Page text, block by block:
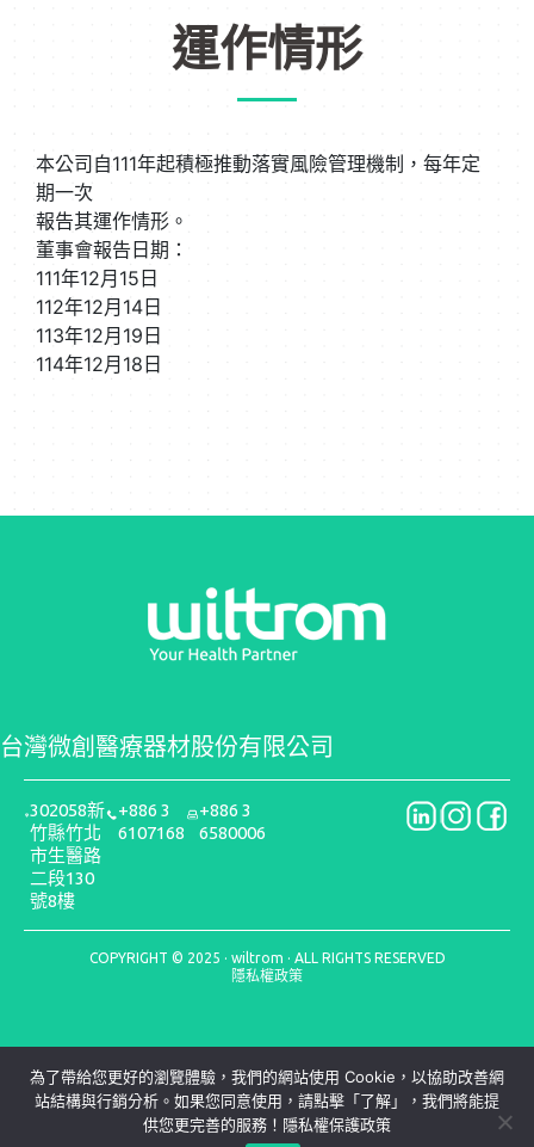
運作情形
本公司自111年起積極推動落實風險管理機制，每年定
期一次
報告其運作情形。
董事會報告日期：
111年12月15日
112年12月14日
113年12月19日
114年12月18日
台灣微創醫療器材股份有限公司
302058新
竹縣竹北
市生醫路
二段130
號8樓
+886 3
6107168
+886 3
6580006
COPYRIGHT © 2025 · wiltrom · ALL RIGHTS RESERVED
隱私權政策
為了帶給您更好的瀏覽體驗，我們的網站使用 Cookie，以協助改善網
站結構與行銷分析。如果您同意使用，請點擊「了解」，我們將能提
供您更完善的服務！ 隱私權保護政策